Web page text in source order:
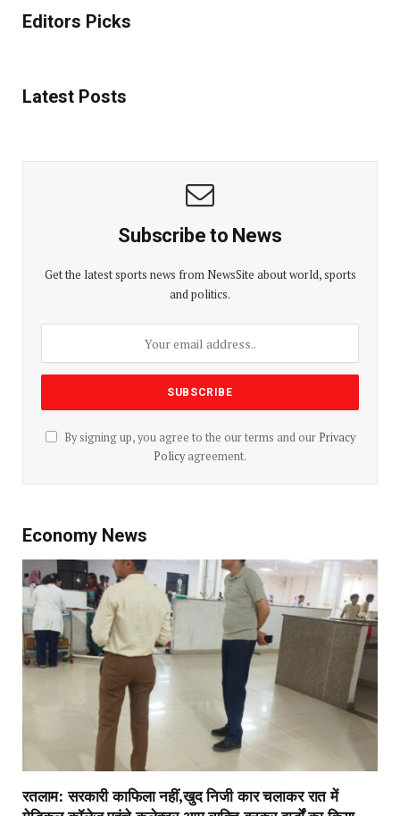
Editors Picks
Latest Posts
Subscribe to News
Get the latest sports news from NewsSite about world, sports
and politics.
By signing up, you agree to the our terms and our Privacy
Policyagreement.
Economy News
रतलाम: सरकारी काफिला नहीं,खुद निजी कार चलाकर रात में